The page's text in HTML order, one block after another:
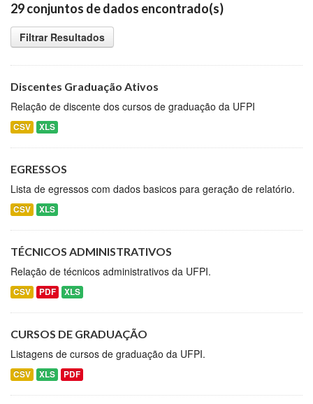
29 conjuntos de dados encontrado(s)
Filtrar Resultados
Discentes Graduação Ativos
Relação de discente dos cursos de graduação da UFPI
CSV XLS
EGRESSOS
Lista de egressos com dados basicos para geração de relatório.
CSV XLS
TÉCNICOS ADMINISTRATIVOS
Relação de técnicos administrativos da UFPI.
CSV PDF XLS
CURSOS DE GRADUAÇÃO
Listagens de cursos de graduação da UFPI.
CSV XLS PDF